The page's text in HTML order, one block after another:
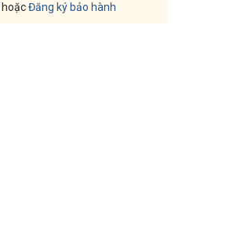
hoặcĐăng ký bảo hành